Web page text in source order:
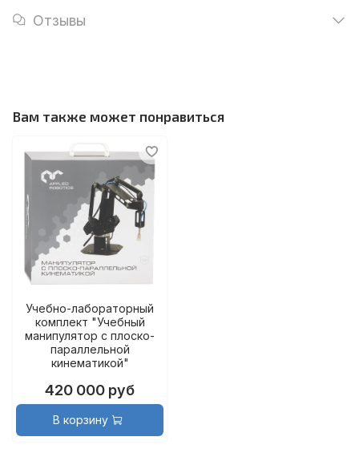
Отзывы
Вам также может понравиться
Учебно-лабораторный
комплект "Учебный
манипулятор с плоско-
параллельной
кинематикой"
420 000 руб
В корзину